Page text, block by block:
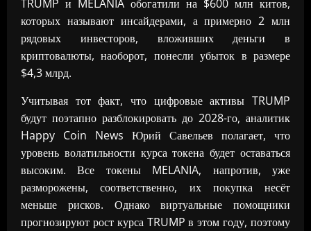
TRUMP и MELANIA обогатили на $600 млн китов,
которых называют инсайдерами, а примерно 2 млн
рядовых инвесторов, вложивших деньги в
криптовалюты, наоборот, понесли убыток в размере
$4,3 млрд.
Учитывая тот факт, что цифровые активы TRUMP
будут поэтапно разблокировать до 2028-го, аналитик
Happy Coin News Юрий Савельев полагает, что
уровень волатильности курса токена будет оставаться
высоким. Все токены MELANIA, напротив, уже
разморожены, соответственно, их покупка несёт
меньше рисков. Однако виртуальные помощники
прогнозируют рост курса TRUMP в этом году, поэтому